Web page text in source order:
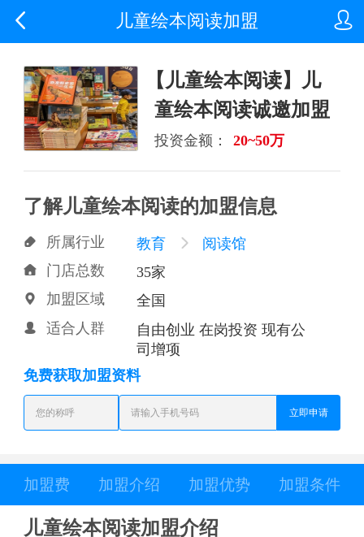

 儿童绘本阅读加盟
【儿童绘本阅读】儿
童绘本阅读诚邀加盟
投资金额： 20~50万
了解儿童绘本阅读的加盟信息
 所属行业 教育  阅读馆
 门店总数 35家
 加盟区域 全国
 适合人群
自由创业 在岗投资 现有公
司增项
免费获取加盟资料
立即申请
加盟费 加盟介绍 加盟优势 加盟条件
儿童绘本阅读加盟介绍